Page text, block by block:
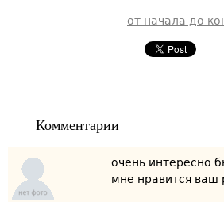
от начала до
Комментарии
очень интересно
мне нравится ваш